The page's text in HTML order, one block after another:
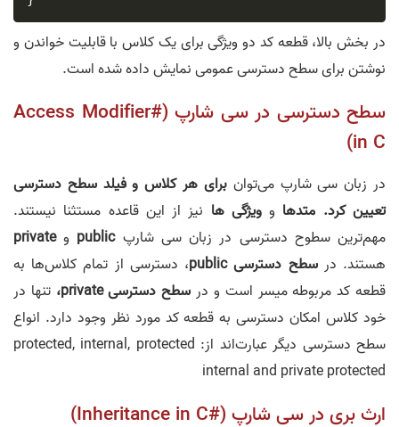
در بخش بالا، قطعه کد دو ویژگی برای یک کلاس با قابلیت خواندن و
نوشتن برای سطح دسترسی عمومی نمایش داده شده است.
سطح دسترسی در سی شارپ (#Access Modifier
in C)
در زبان سی شارپ می‌توانبرای هر کلاس و فیلد سطح دسترسی
تعیین کرد. متدها وویژگی ها نیز از این قاعده مستثنا نیستند.
مهم‌ترین سطوح دسترسی در زبان سی شارپpublic وprivate
هستند. درسطح دسترسی public
، دسترسی از تمام کلاس‌ها به
قطعه کد مربوطه میسر است و در سطح دسترسی private،
تنها در
خود کلاس امکان دسترسی به قطعه کد مورد نظر وجود دارد. انواع
سطح دسترسی دیگر عبارت‌اند از: protected, internal, protected
internal and private protected
ارث بری در سی شارپ (#Inheritance in C)